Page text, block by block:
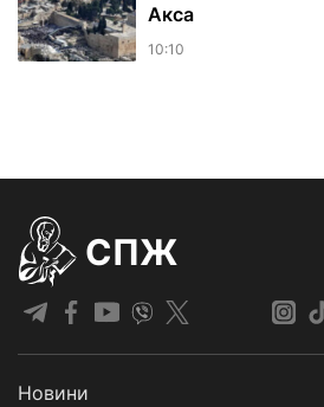
Акса
10:10
СПЖ
Новини